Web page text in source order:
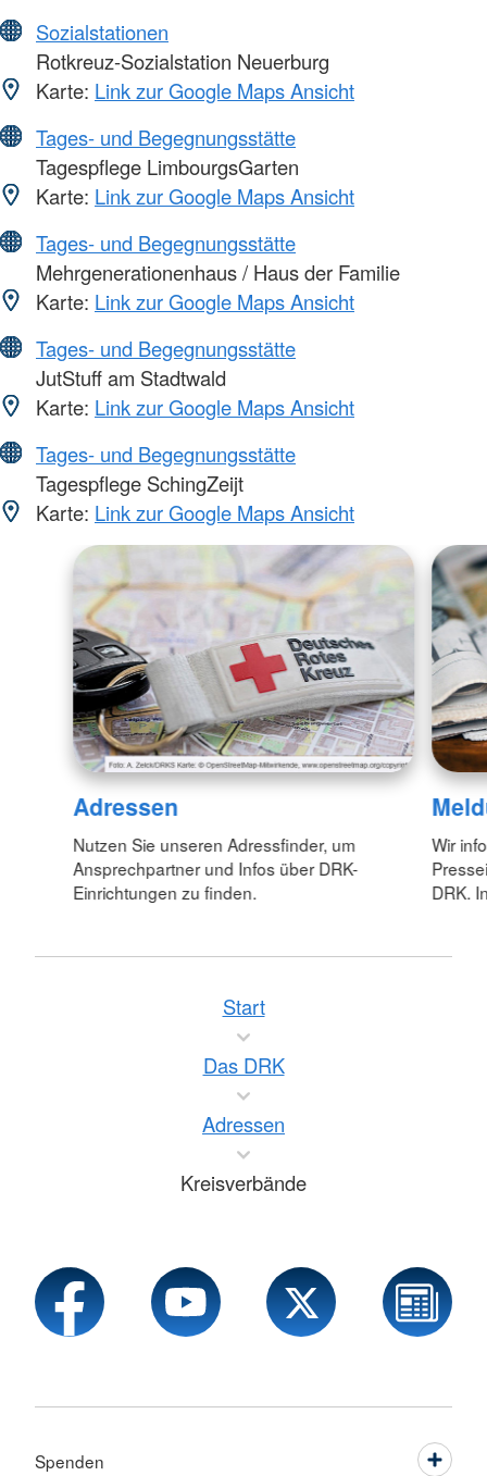
Sozialstationen
Rotkreuz-Sozialstation Neuerburg
Karte: Link zur Google Maps Ansicht
Tages- und Begegnungsstätte
Tagespflege LimbourgsGarten
Karte: Link zur Google Maps Ansicht
Tages- und Begegnungsstätte
Mehrgenerationenhaus / Haus der Familie
Karte: Link zur Google Maps Ansicht
Tages- und Begegnungsstätte
JutStuff am Stadtwald
Karte: Link zur Google Maps Ansicht
Tages- und Begegnungsstätte
Tagespflege SchingZeijt
Karte: Link zur Google Maps Ansicht
Adressen
Nutzen Sie unseren Adressfinder, um
Ansprechpartner und Infos über DRK-
Einrichtungen zu finden.
Wir
DRK.
Start
Das DRK
Adressen
Kreisverbände
Spenden